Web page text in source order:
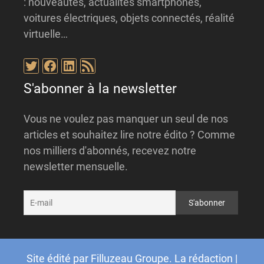
voitures électriques, objets connectés, réalité
virtuelle…
Twitter
Facebook
LinkedIn
Flux RSS
S'abonner à la newsletter
Vous ne voulez pas manquer un seul de nos
articles et souhaitez lire notre édito ? Comme
nos milliers d'abonnés, recevez notre
newsletter mensuelle.
Site édité par Filluzeau Groupe. La rédaction |